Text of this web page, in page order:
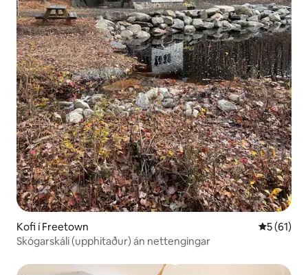
Kofi í Freetown 5 af 5 í
5 (61)
Skógarskáli (upphitaður) án nettengingar